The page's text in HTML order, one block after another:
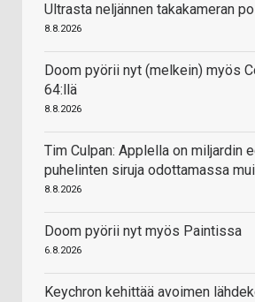
Ultrasta neljännen takakameran
8.8.2026
Doom pyörii nyt (melkein) myös
64:llä
8.8.2026
Tim Culpan: Applella on miljardin
puhelinten siruja odottamassa
8.8.2026
Doom pyörii nyt myös Paintissa
6.8.2026
Keychron kehittää avoimen